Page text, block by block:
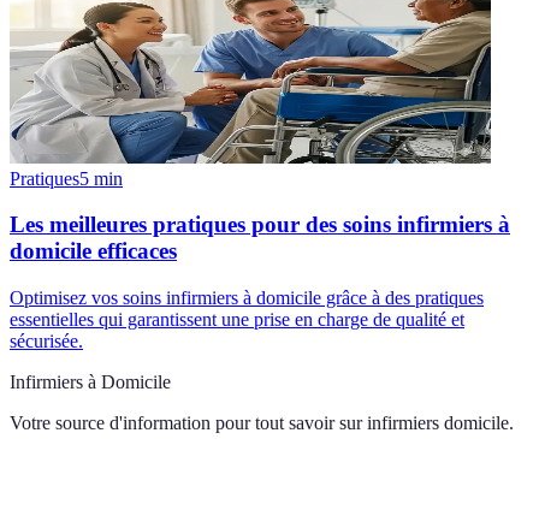
Pratiques5 min
Les meilleures pratiques pour des soins infirmiers à
domicile efficaces
Optimisez vos soins infirmiers à domicile grâce à des pratiques
essentielles qui garantissent une prise en charge de qualité et
sécurisée.
Infirmiers à Domicile
Votre source d'information pour tout savoir sur infirmiers domicile.